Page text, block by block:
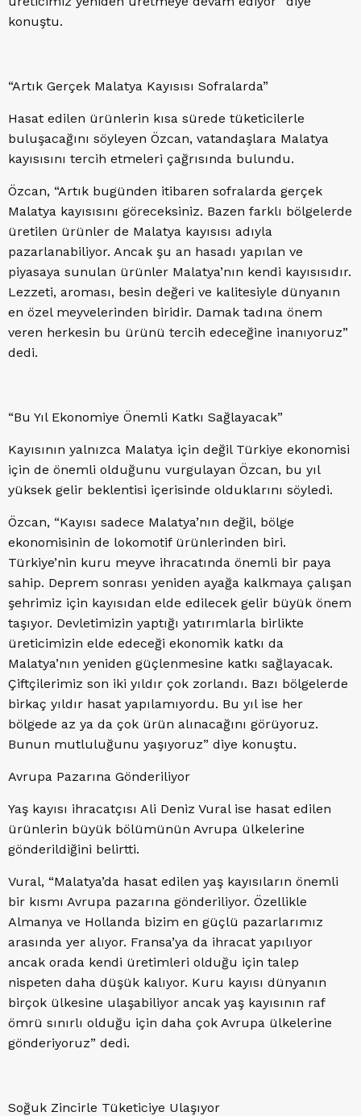
konuştu.
“Artık Gerçek Malatya Kayısısı Sofralarda”
Hasat edilen ürünlerin kısa sürede tüketicilerle
buluşacağını söyleyen Özcan, vatandaşlara Malatya
kayısısını tercih etmeleri çağrısında bulundu.
Özcan, “Artık bugünden itibaren sofralarda gerçek
Malatya kayısısını göreceksiniz. Bazen farklı bölgelerde
üretilen ürünler de Malatya kayısısı adıyla
pazarlanabiliyor. Ancak şu an hasadı yapılan ve
piyasaya sunulan ürünler Malatya’nın kendi kayısısıdır.
Lezzeti, aroması, besin değeri ve kalitesiyle dünyanın
en özel meyvelerinden biridir. Damak tadına önem
veren herkesin bu ürünü tercih edeceğine inanıyoruz”
dedi.
“Bu Yıl Ekonomiye Önemli Katkı Sağlayacak”
Kayısının yalnızca Malatya için değil Türkiye ekonomisi
için de önemli olduğunu vurgulayan Özcan, bu yıl
yüksek gelir beklentisi içerisinde olduklarını söyledi.
Özcan, “Kayısı sadece Malatya’nın değil, bölge
ekonomisinin de lokomotif ürünlerinden biri.
Türkiye’nin kuru meyve ihracatında önemli bir paya
sahip. Deprem sonrası yeniden ayağa kalkmaya çalışan
şehrimiz için kayısıdan elde edilecek gelir büyük önem
taşıyor. Devletimizin yaptığı yatırımlarla birlikte
üreticimizin elde edeceği ekonomik katkı da
Malatya’nın yeniden güçlenmesine katkı sağlayacak.
Çiftçilerimiz son iki yıldır çok zorlandı. Bazı bölgelerde
birkaç yıldır hasat yapılamıyordu. Bu yıl ise her
bölgede az ya da çok ürün alınacağını görüyoruz.
Bunun mutluluğunu yaşıyoruz” diye konuştu.
Avrupa Pazarına Gönderiliyor
Yaş kayısı ihracatçısı Ali Deniz Vural ise hasat edilen
ürünlerin büyük bölümünün Avrupa ülkelerine
gönderildiğini belirtti.
Vural, “Malatya’da hasat edilen yaş kayısıların önemli
bir kısmı Avrupa pazarına gönderiliyor. Özellikle
Almanya ve Hollanda bizim en güçlü pazarlarımız
arasında yer alıyor. Fransa’ya da ihracat yapılıyor
ancak orada kendi üretimleri olduğu için talep
nispeten daha düşük kalıyor. Kuru kayısı dünyanın
birçok ülkesine ulaşabiliyor ancak yaş kayısının raf
ömrü sınırlı olduğu için daha çok Avrupa ülkelerine
gönderiyoruz” dedi.
Soğuk Zincirle Tüketiciye Ulaşıyor